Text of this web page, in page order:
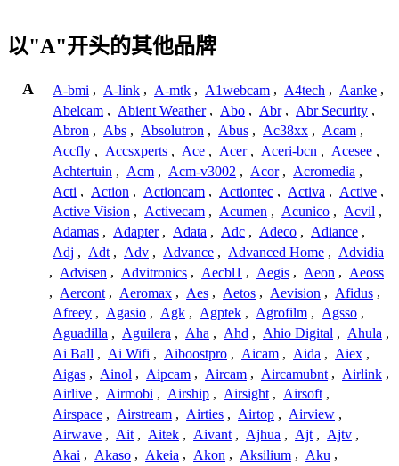
以"A"开头的其他品牌
A A-bmi , A-link , A-mtk , A1webcam , A4tech , Aanke ,
Abelcam , Abient Weather , Abo , Abr , Abr Security ,
Abron , Abs , Absolutron , Abus , Ac38xx , Acam ,
Accfly , Accsxperts , Ace , Acer , Aceri-bcn , Acesee ,
Achtertuin , Acm , Acm-v3002 , Acor , Acromedia ,
Acti , Action , Actioncam , Actiontec , Activa , Active ,
Active Vision , Activecam , Acumen , Acunico , Acvil ,
Adamas , Adapter , Adata , Adc , Adeco , Adiance ,
Adj , Adt , Adv , Advance , Advanced Home , Advidia
, Advisen , Advitronics , Aecbl1 , Aegis , Aeon , Aeoss
, Aercont , Aeromax , Aes , Aetos , Aevision , Afidus ,
Afreey , Agasio , Agk , Agptek , Agrofilm , Agsso ,
Aguadilla , Aguilera , Aha , Ahd , Ahio Digital , Ahula ,
Ai Ball , Ai Wifi , Aiboostpro , Aicam , Aida , Aiex ,
Aigas , Ainol , Aipcam , Aircam , Aircamubnt , Airlink ,
Airlive , Airmobi , Airship , Airsight , Airsoft ,
Airspace , Airstream , Airties , Airtop , Airview ,
Airwave , Ait , Aitek , Aivant , Ajhua , Ajt , Ajtv ,
Akai , Akaso , Akeia , Akon , Aksilium , Aku ,